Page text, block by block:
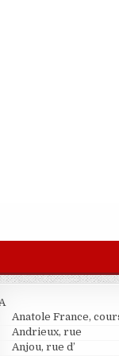
A
Anatole France,
Andrieux, rue
Anjou, rue d’